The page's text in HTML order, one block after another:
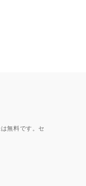
無料です。セ